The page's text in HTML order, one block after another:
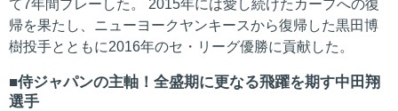
て7年間プレーした。 2015年には愛し続けたカープへの復
帰を果たし、ニューヨークヤンキースから復帰した黒田博
樹投手とともに2016年のセ・リーグ優勝に貢献した。
侍ジャパンの主軸！全盛期に更なる飛躍を期す中田翔
選手